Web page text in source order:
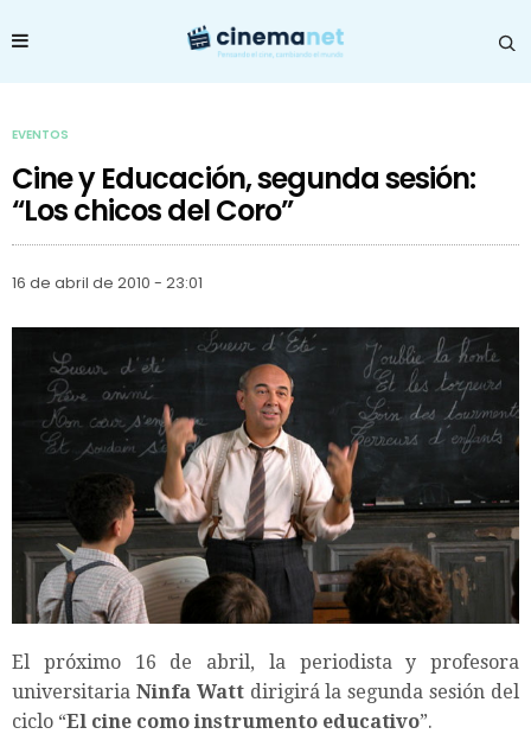
EVENTOS
Cine y Educación, segunda sesión:
“Los chicos del Coro”
16 de abril de 2010 - 23:01
El próximo 16 de abril, la periodista y profesora
universitaria Ninfa Wattdirigirá la segunda sesión del
ciclo “El cine como instrumento educativo”.